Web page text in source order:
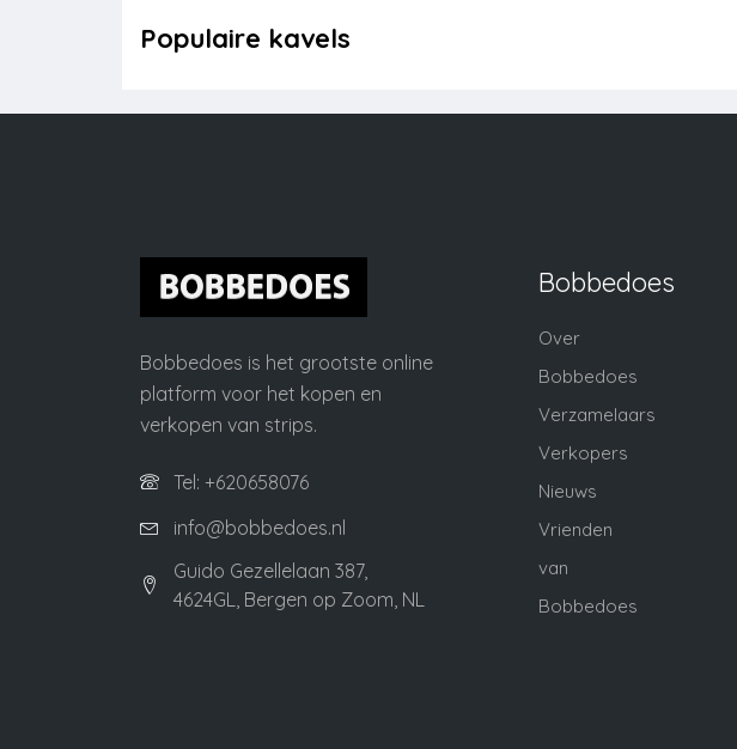
Populaire kavels
Bobbedoes is het grootste online
platform voor het kopen en
verkopen van strips.
Tel: +620658076
info@bobbedoes.nl
Guido Gezellelaan 387,
4624GL, Bergen op Zoom, NL
Bobbedoes
Over
Bobbedoes
Verzamelaars
Verkopers
Nieuws
Vrienden
van
Bobbedoes